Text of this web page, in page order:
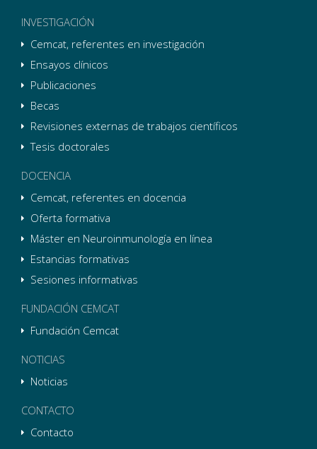
INVESTIGACIÓN
Cemcat, referentes en investigación
Ensayos clínicos
Publicaciones
Becas
Revisiones externas de trabajos científicos
Tesis doctorales
DOCENCIA
Cemcat, referentes en docencia
Oferta formativa
Máster en Neuroinmunología en línea
Estancias formativas
Sesiones informativas
FUNDACIÓN CEMCAT
Fundación Cemcat
NOTICIAS
Noticias
CONTACTO
Contacto